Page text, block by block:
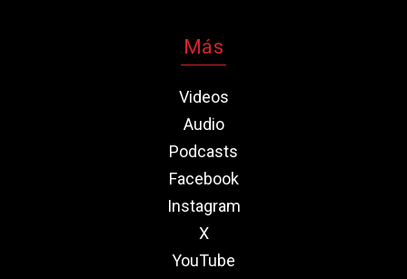
Más
Videos
Audio
Podcasts
Facebook
Instagram
X
YouTube